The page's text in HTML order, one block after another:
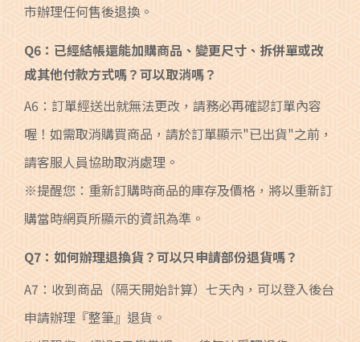
市辦理任何售後退換。
Q6：已經結帳還能加購商品、變更尺寸、拆併單或改
成其他付款方式嗎？可以取消嗎？
A6：訂單經送出就無法更改，請務必再確認訂單內容
喔！如需取消購買商品，請於訂單顯示"已出貨"之前，
請客服人員協助取消處理。
※提醒您：重新訂購時商品的庫存及價格，將以重新訂
購當時網頁所顯示的資訊為準。
Q7：如何辦理退換貨？可以只申請部份退貨嗎？
A7：收到商品（隔天開始計算）七天內，可以登入後台
申請辦理『整筆』退貨。